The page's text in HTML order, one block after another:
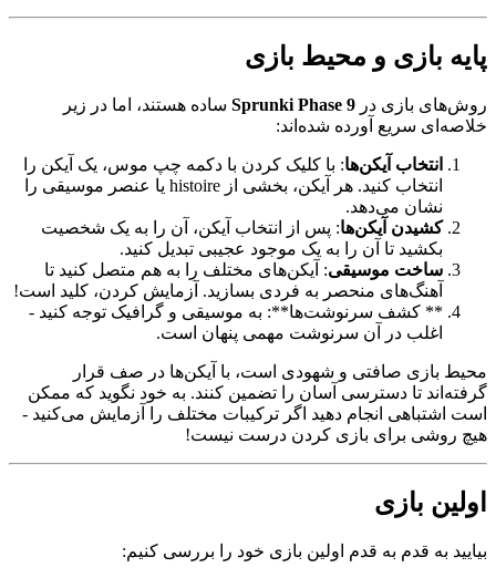
پایه بازی و محیط بازی
روش‌های بازی در Sprunki Phase 9 ساده هستند، اما در زیر
خلاصه‌ای سریع آورده شده‌اند:
انتخاب آیکن‌ها: با کلیک کردن با دکمه چپ موس، یک آیکن را
انتخاب کنید. هر آیکن، بخشی از histoire یا عنصر موسیقی را
نشان می‌دهد.
کشیدن آیکن‌ها: پس از انتخاب آیکن، آن را به یک شخصیت
بکشید تا آن را به یک موجود عجیبی تبدیل کنید.
ساخت موسیقی: آیکن‌های مختلف را به هم متصل کنید تا
آهنگ‌های منحصر به فردی بسازید. آزمایش کردن، کلید است!
** کشف سرنوشت‌ها**: به موسیقی و گرافیک توجه کنید -
اغلب در آن سرنوشت مهمی پنهان است.
محیط بازی صافتی و شهودی است، با آیکن‌ها در صف قرار
گرفته‌اند تا دسترسی آسان را تضمین کنند. به خود نگوید که ممکن
است اشتباهی انجام دهید اگر ترکیبات مختلف را آزمایش می‌کنید -
هیچ روشی برای بازی کردن درست نیست!
اولین بازی
بیایید به قدم به قدم اولین بازی خود را بررسی کنیم: